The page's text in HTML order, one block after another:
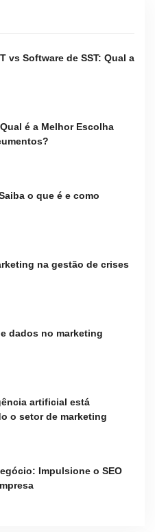
vs Software de SST: Qual a
é a Melhor Escolha
o que é e como
na gestão de crises
dados no marketing
artificial está
o setor de marketing
Impulsione o SEO